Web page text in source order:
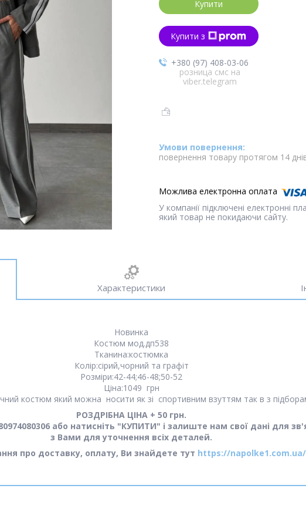
Купити
Купити з
+380 (97) 408-03-06
розница смс на
viber.telegram
повернення товару протягом 14
У компанії підключені електронні
який товар не покидаючи сайту.
Характеристики
Новинка
Костюм мод.дп538
Тканина:костюмка
Колір:сірий,чорний та графіт
Розміри:42-44;46-48;50-52
Ціна:1049 грн
костюм який можна носити як зі спортивним взуттям так в з
РОЗДРІБНА ЦІНА + 50 грн.
або натисніть "КУПИТИ" і залиште нам свої дані для
з Вами для уточнення всіх деталей.
про доставку, оплату, Ви знайдете тут https://